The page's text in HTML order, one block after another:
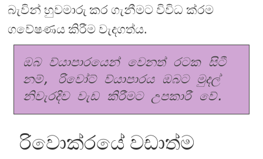
බැවින් හුවමාරු කර ගැනීමට විවිධ ක්රම
ගවේෂණය කිරීම වැදගත්ය.
ඔබ ව්යාපාරයෙන් වෙනත් රටක සිටී
නම්, රිවෝට් ව්යාපාරය ඔබට මුදල්
නිවැරදිව වැඩ කිරීමට උපකාරී වේ.
රිවොක්රයේ වඩාත්ම